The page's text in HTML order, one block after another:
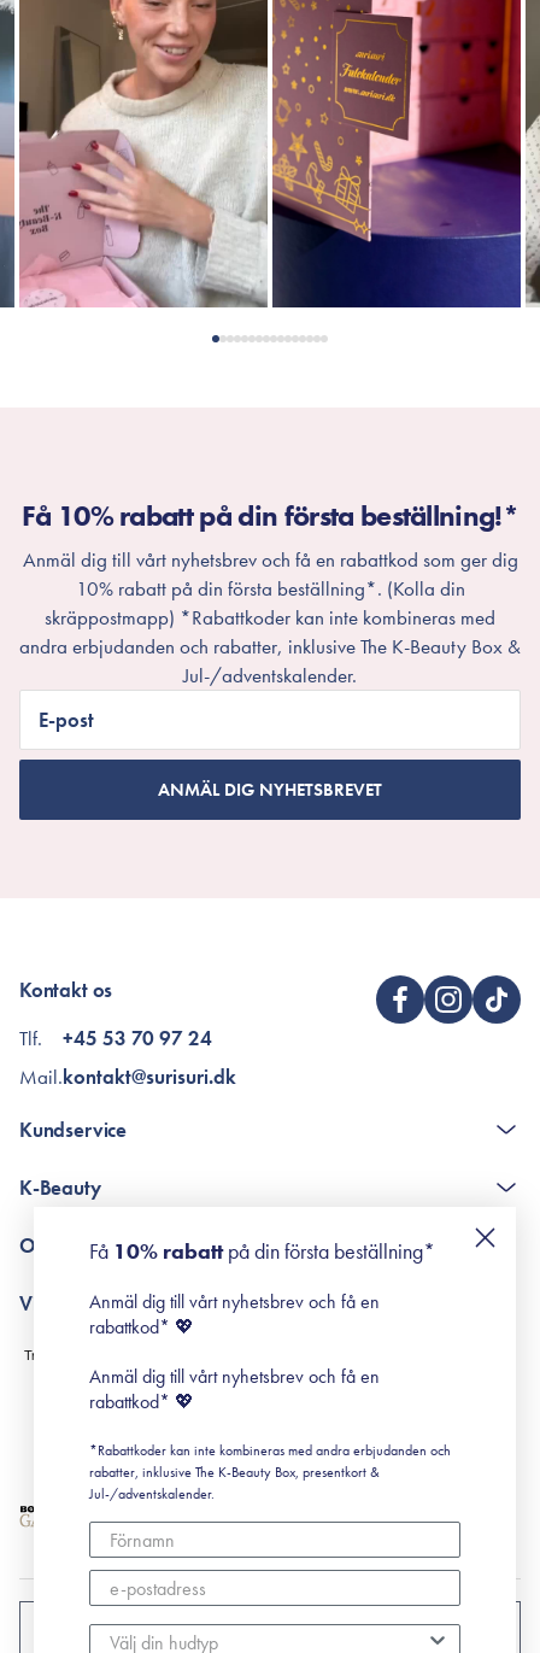
Få 10% rabatt på din första beställning!*
Anmäl dig till vårt nyhetsbrev och få en rabattkod som ger dig
10% rabatt på din första beställning*. (Kolla din
skräppostmapp) *Rabattkoder kan inte kombineras med
andra erbjudanden och rabatter, inklusive The K-Beauty Box &
Jul-/adventskalender.
E-post
ANMÄL DIG NYHETSBREVET
Kontakt os
Tlf.
Mail.
+45 53 70 97 24
kontakt@surisuri.dk
Kundservice
Poängshop - frågor och svar
K-Beauty
Retinol för nybörjare
Om Surisuri
Black Friday
Villkor
Leverans & Retur
Köpvillkor
Prenumerationsvillkor
Cookiepolicy
SVERIGE
Få 10% rabattpå din första beställning*
Anmäl dig till vårt nyhetsbrev och få en
rabattkod* 💖
Anmäl dig till vårt nyhetsbrev och få en
rabattkod* 💖
*Rabattkoder kan inte kombineras med andra erbjudanden och
rabatter, inklusive The K-Beauty Box, presentkort &
Jul-/adventskalender.